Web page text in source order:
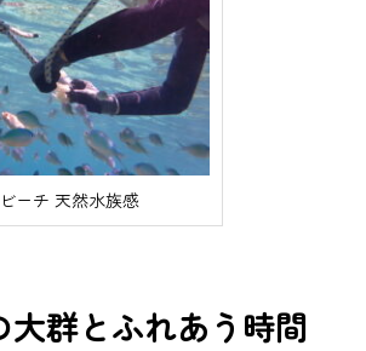
ーチ 天然水族感
大群とふれあう時間